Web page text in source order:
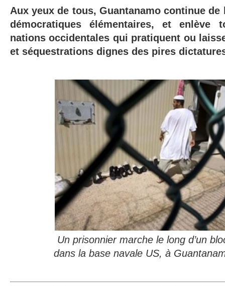
Aux yeux de tous, Guantanamo continue
démocratiques élémentaires, et enlève
nations occidentales qui pratiquent ou
et séquestrations dignes des pires
Un prisonnier marche le long d’un
dans la base navale US, à